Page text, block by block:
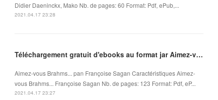
Didier Daeninckx, Mako Nb. de pages: 60 Format: Pdf, ePub,...
2021.04.17 23:28
Téléchargement gratuit d'ebooks au format jar Aimez-vous Brahms... in French FB2 ePub
Aimez-vous Brahms... pan Françoise Sagan Caractéristiques Aimez-
vous Brahms... Françoise Sagan Nb. de pages: 123 Format: Pdf, eP...
2021.04.17 23:27